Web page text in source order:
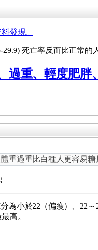
發現。
死亡率反而比正常
重、輕度肥胖
重過重比白種人更容易糖
為小於22（偏瘦）、22
高。